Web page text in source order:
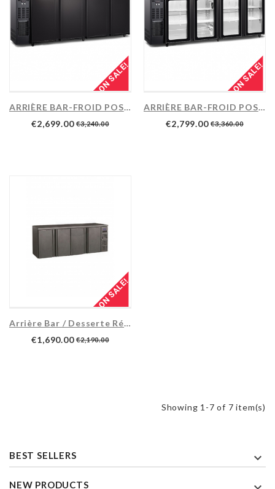
ON SALE!
ARRIÈRE BAR-FROID POSITIF...
€2,699.00 €3,240.00
ON SALE!
ARRIÈRE BAR-FROID POSITIF...
€2,799.00 €3,360.00
ON SALE!
Arrière Bar / Desserte Réfrigérée 3...
€1,690.00 €2,190.00
Showing 1-7 of 7 item(s)
BEST SELLERS 
NEW PRODUCTS